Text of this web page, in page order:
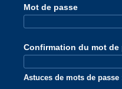
Mot de passe
Confirmation du mot de
Astuces de mots de passe